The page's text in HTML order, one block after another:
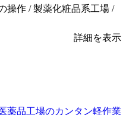
操作 / 製薬化粧品系工場 /
詳細を表示